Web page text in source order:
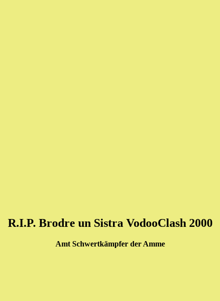
R.I.P. Brodre un Sistra VodooClash 2000
Amt Schwertkämpfer der Amme